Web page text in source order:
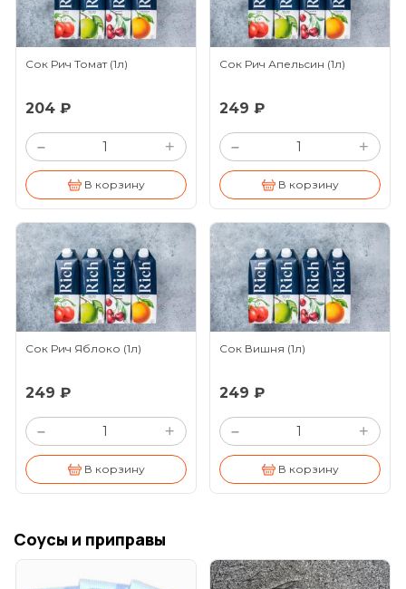
Сок Рич Томат (1л)
204 ₽
– +
В корзину
Сок Рич Апельсин (1л)
249 ₽
– +
В корзину
Сок Рич Яблоко (1л)
249 ₽
– +
В корзину
Сок Вишня (1л)
249 ₽
– +
В корзину
Соусы и приправы